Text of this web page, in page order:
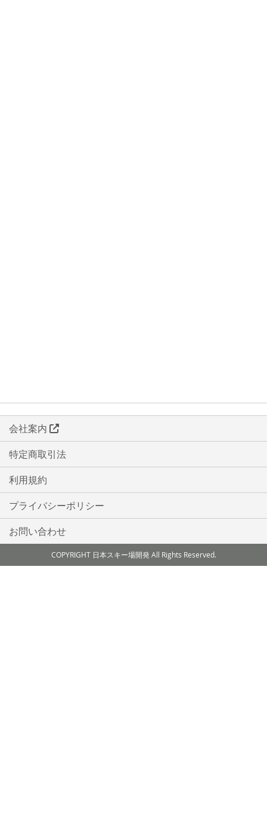
会社案内
特定商取引法
利用規約
プライバシーポリシー
お問い合わせ
COPYRIGHT 日本スキー場開発 All Rights Reserved.